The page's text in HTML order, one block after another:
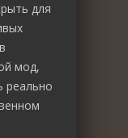
для
мод,
реально